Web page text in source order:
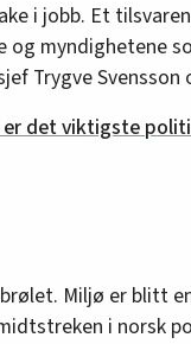
i jobb. Et
myndighetene
Trygve Svensson
det viktigste
Miljø er blitt
i norsk